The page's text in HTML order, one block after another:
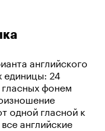
английского
единицы: 24
фонем
одной гласной к
английские